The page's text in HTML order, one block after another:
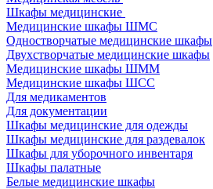
Шкафы медицинские
Медицинские шкафы ШМС
Одностворчатые медицинские шкафы
Двухстворчатые медицинские шкафы
Медицинские шкафы ШММ
Медицинские шкафы ШСС
Для медикаментов
Для документации
Шкафы медицинские для одежды
Шкафы медицинские для раздевалок
Шкафы для уборочного инвентаря
Шкафы палатные
Белые медицинские шкафы